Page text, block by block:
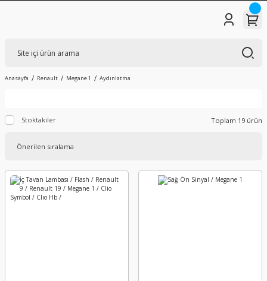
Anasayfa Renault Megane 1 Aydınlatma
Stoktakiler Toplam 19 ürün